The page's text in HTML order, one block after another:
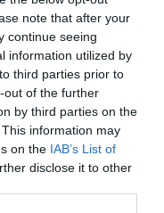
note that after your
continue seeing
information utilized by
third parties prior to
out of the further
by third parties on the
information may
on the IAB’s List of
disclose it to other
από την DUO
κίνηση, ακριβώς κάτω
µε ρηχά νερά